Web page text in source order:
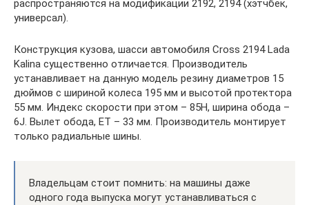
распространяются на модификации 2192, 2194 (хэтчбек,
универсал).
Конструкция кузова, шасси автомобиля Cross 2194 Lada
Kalina существенно отличается. Производитель
устанавливает на данную модель резину диаметров 15
дюймов с шириной колеса 195 мм и высотой протектора
55 мм. Индекс скорости при этом – 85H, ширина обода –
6J. Вылет обода, ET – 33 мм. Производитель монтирует
только радиальные шины.
Владельцам стоит помнить: на машины даже
одного года выпуска могут устанавливаться с